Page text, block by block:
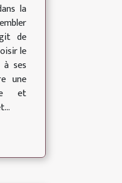
la
de
le
ses
une
et